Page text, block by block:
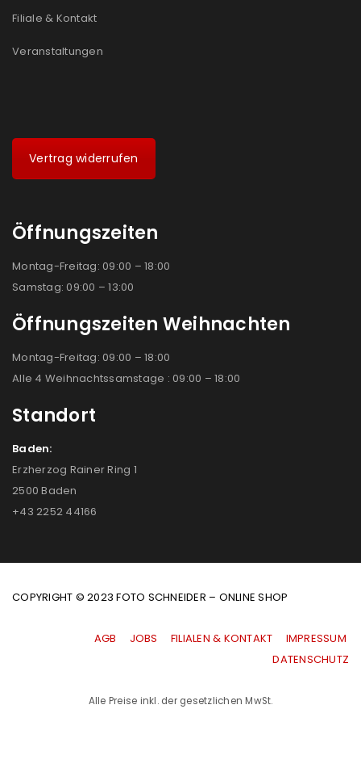
Filiale & Kontakt
Veranstaltungen
Vertrag widerrufen
Öffnungszeiten
Montag-Freitag: 09:00 – 18:00
Samstag: 09:00 – 13:00
Öffnungszeiten Weihnachten
Montag-Freitag: 09:00 – 18:00
Alle 4 Weihnachtssamstage : 09:00 – 18:00
Standort
Baden:
Erzherzog Rainer Ring 1
2500 Baden
+43 2252 44166
COPYRIGHT © 2023 FOTO SCHNEIDER – ONLINE SHOP
AGB JOBS FILIALEN & KONTAKT
IMPRESSUM
|DATENSCHUTZ
Alle Preise inkl. der gesetzlichen MwSt.